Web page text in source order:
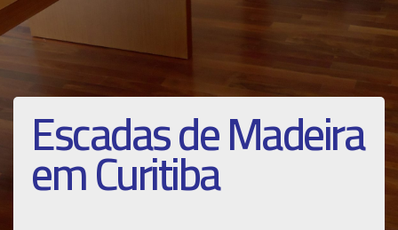
Escadas de Madeira
em Curitiba